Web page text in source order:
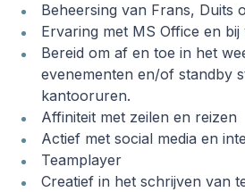
Beheersing van Frans, Duits
Ervaring met MS Office en
Bereid om af en toe in het
evenementen en/of standby
kantooruren.
Affiniteit met zeilen en reizen
Actief met social media en
Teamplayer
Creatief in het schrijven van